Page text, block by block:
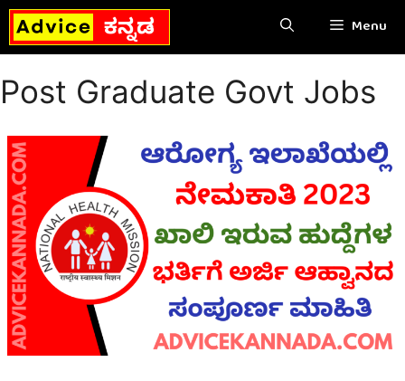
Skip
content
Menu
Post Graduate Govt Jobs